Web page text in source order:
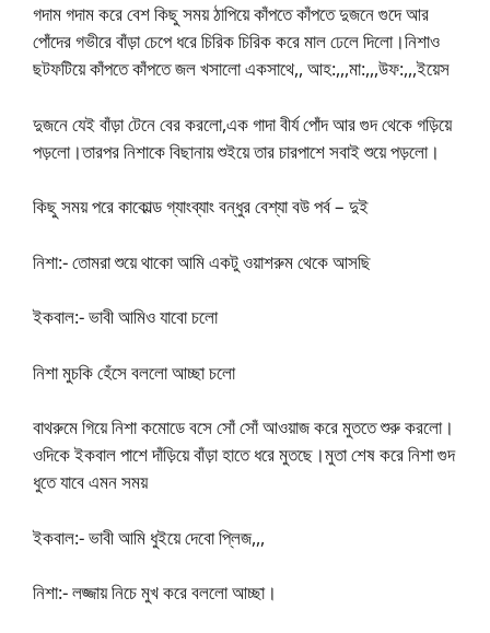
গদাম গদাম করে বেশ কিছু সময় ঠাপিয়ে কাঁপতে কাঁপতে দুজনে গুদে আর
পোঁদের গভীরে বাঁড়া চেপে ধরে চিরিক চিরিক করে মাল ঢেলে দিলো।নিশাও
ছটফটিয়ে কাঁপতে কাঁপতে জল খসালো একসাথে,, আহ:,,,মা:,,,উফ:,,,ইয়েস
দুজনে যেই বাঁড়া টেনে বের করলো,এক গাদা বীর্য পোঁদ আর গুদ থেকে গড়িয়ে
পড়লো।তারপর নিশাকে বিছানায় শুইয়ে তার চারপাশে সবাই শুয়ে পড়লো।
কিছু সময় পরে কাকোল্ড গ্যাংব্যাং বন্ধুর বেশ্যা বউ পর্ব – দুই
নিশা:- তোমরা শুয়ে থাকো আমি একটু ওয়াশরুম থেকে আসছি
ইকবাল:- ভাবী আমিও যাবো চলো
নিশা মুচকি হেঁসে বললো আচ্ছা চলো
বাথরুমে গিয়ে নিশা কমোডে বসে সোঁ সোঁ আওয়াজ করে মুততে শুরু করলো।
ওদিকে ইকবাল পাশে দাঁড়িয়ে বাঁড়া হাতে ধরে মুতছে।মুতা শেষ করে নিশা গুদ
ধুতে যাবে এমন সময়
ইকবাল:- ভাবী আমি ধুইয়ে দেবো প্লিজ,,,
নিশা:- লজ্জায় নিচে মুখ করে বললো আচ্ছা।